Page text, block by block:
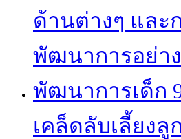
ด้านต่างๆ และ
พัฒนาการอย่า
พัฒนาการเด็ก
เคล็ดลับเลี้ยงลู